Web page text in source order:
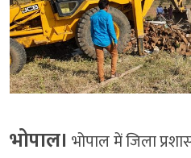
भोपाल। भोपाल में जिला